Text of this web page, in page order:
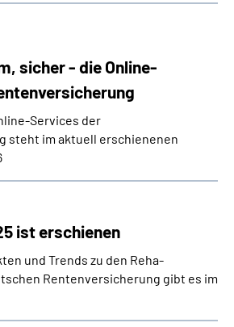
sicher - die Online-
Services der
steht im aktuell erschienenen
ist erschienen
und Trends zu den Reha-
Rentenversicherung gibt es im